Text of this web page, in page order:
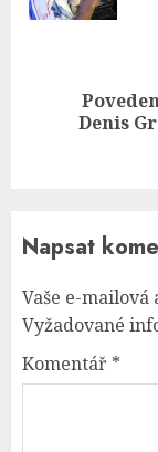
Denis
Napsat
Vaše e-mailová
Vyžadované
Komentář *